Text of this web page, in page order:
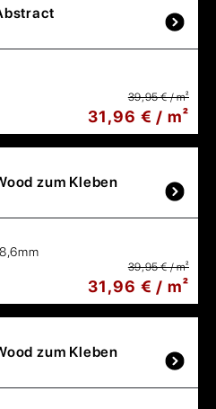
39,95 € / m²
31,96 € / m²
zum Kleben
39,95 € / m²
31,96 € / m²
zum Kleben